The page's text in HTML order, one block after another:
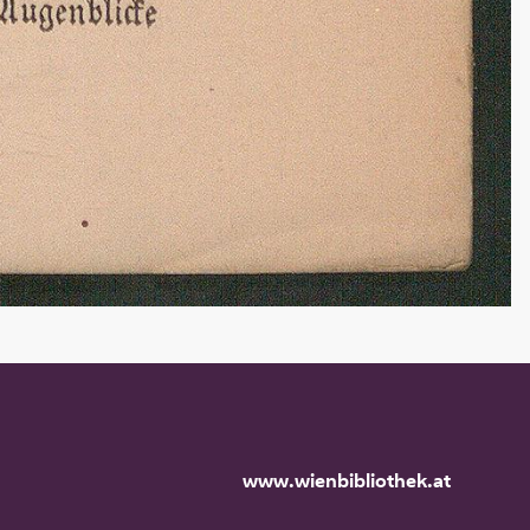
www.wienbibliothek.at